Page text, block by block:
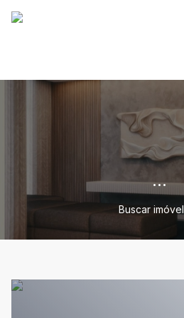
...
Buscar imóvel